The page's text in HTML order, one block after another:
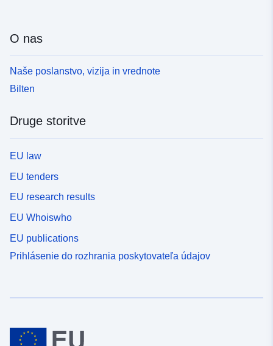
O nas
Naše poslanstvo, vizija in vrednote
Bilten
Druge storitve
EU law
EU tenders
EU research results
EU Whoiswho
EU publications
Prihlásenie do rozhrania poskytovateľa údajov